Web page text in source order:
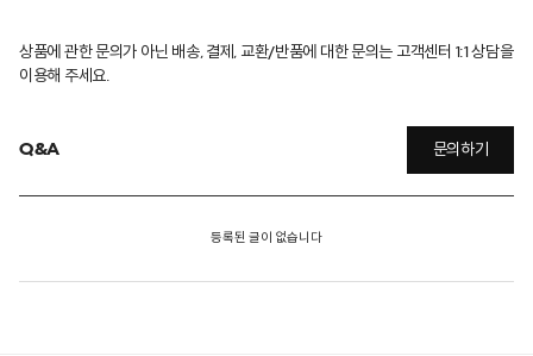
상품에 관한 문의가 아닌 배송, 결제, 교환/반품에 대한 문의는 고객센터 1:1 상담을
이용해 주세요.
Q&A 문의하기
등록된 글이 없습니다